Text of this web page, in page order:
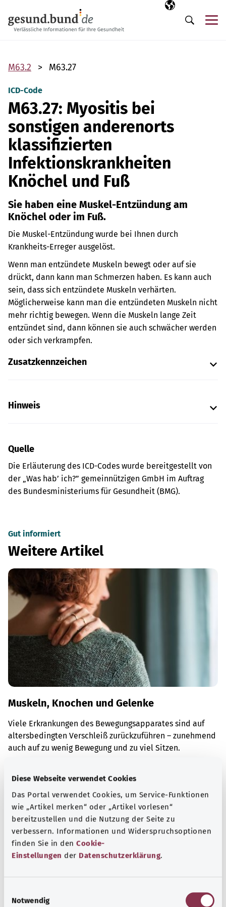
Diese Webseite verwendet Cookies
Das Portal verwendet Cookies, um Service-Funktionen
wie „Artikel merken“ oder „Artikel vorlesen“
bereitzustellen und die Nutzung der Seite zu
verbessern. Informationen und Widerspruchsoptionen
finden Sie in den Cookie-
Einstellungen der Datenschutzerklärung.
Notwendig
Ausgewählte
DE
Suche
M63.2 M63.27
ICD-Code
M63.27: Myositis bei
sonstigen anderenorts
klassifizierten
Infektionskrankheiten
Knöchel und Fuß
Sie haben eine Muskel-Entzündung am
Knöchel oder im Fuß.
Die Muskel-Entzündung wurde bei Ihnen durch
Krankheits-Erreger ausgelöst.
Wenn man entzündete Muskeln bewegt oder auf sie
drückt, dann kann man Schmerzen haben. Es kann auch
sein, dass sich entzündete Muskeln verhärten.
Möglicherweise kann man die entzündeten Muskeln nicht
mehr richtig bewegen. Wenn die Muskeln lange Zeit
entzündet sind, dann können sie auch schwächer werden
oder sich verkrampfen.
Zusatzkennzeichen
Hinweis
Quelle
Die Erläuterung des ICD-Codes wurde bereitgestellt von
der „Was hab’ ich?” gemeinnützigen GmbH im Auftrag
des Bundesministeriums für Gesundheit (BMG).
Gut informiert
Weitere Artikel
Muskeln, Knochen und Gelenke
Viele Erkrankungen des Bewegungsapparates sind auf
altersbedingten Verschleiß zurückzuführen – zunehmend
auch auf zu wenig Bewegung und zu viel Sitzen.